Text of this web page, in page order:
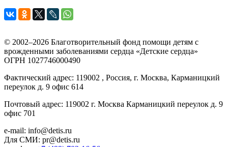
© 2002–2026 Благотворительный фонд помощи детям с
врожденными заболеваниями сердца «Детские сердца»
ОГРН 1027746000490
Фактический адрес: 119002 , Россия, г. Москва, Карманицкий
переулок д. 9 офис 614
Почтовый адрес: 119002 г. Москва Карманицкий переулок д. 9
офис 701
e-mail: info@detis.ru
Для СМИ: pr@detis.ru